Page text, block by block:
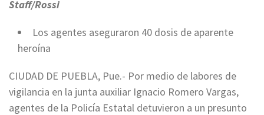
Staff/Rossi
Los agentes aseguraron 40 dosis de aparente
heroína
CIUDAD DE PUEBLA, Pue.- Por medio de labores de
vigilancia en la junta auxiliar Ignacio Romero Vargas,
agentes de la Policía Estatal detuvieron a un presunto